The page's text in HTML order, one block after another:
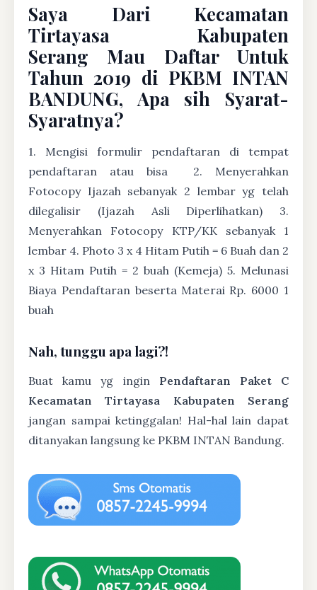
Saya Dari Kecamatan
Tirtayasa Kabupaten
Serang Mau Daftar Untuk
Tahun 2019 di PKBM INTAN
BANDUNG, Apa sih Syarat-
Syaratnya?
1. Mengisi formulir pendaftaran di tempat
pendaftaran atau bisa
2. Menyerahkan
Fotocopy Ijazah sebanyak 2 lembar yg telah
dilegalisir (Ijazah Asli Diperlihatkan) 3.
Menyerahkan Fotocopy KTP/KK sebanyak 1
lembar 4. Photo 3 x 4 Hitam Putih = 6 Buah dan 2
x 3 Hitam Putih = 2 buah (Kemeja) 5. Melunasi
Biaya Pendaftaran beserta Materai Rp. 6000 1
buah
Nah, tunggu apa lagi?!
Buat kamu yg ingin Pendaftaran Paket C
Kecamatan Tirtayasa Kabupaten Serang
jangan sampai ketinggalan! Hal-hal lain dapat
ditanyakan langsung ke PKBM INTAN Bandung.